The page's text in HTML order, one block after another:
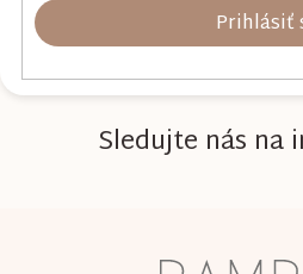
Prihlásiť
Sledujte nás na